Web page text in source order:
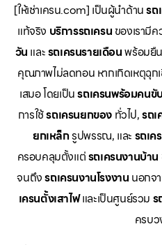
[ให้เช่าเครน.com] เป็นผู้นำด้านรถ
แท้จริง บริการรถเครน ของเรามี
วัน และรถเครนรายเดือนพร้อมยื
คุณภาพไม่ลดทอน หากเกิดเหตุฉุก
เสมอ โดยเป็นรถเครนพร้อมคนขับ
การใช้รถเครนยกของ ทั่วไป,รถ
ยกเหล็กรูปพรรณ, และ รถเค
ครอบคลุมตั้งแต่รถเครนงานบ้าน
จนถึงรถเครนงานโรงงาน นอกจ
เครนตั้งเสาไฟและเป็นศูนย์รวม ร
ครบว